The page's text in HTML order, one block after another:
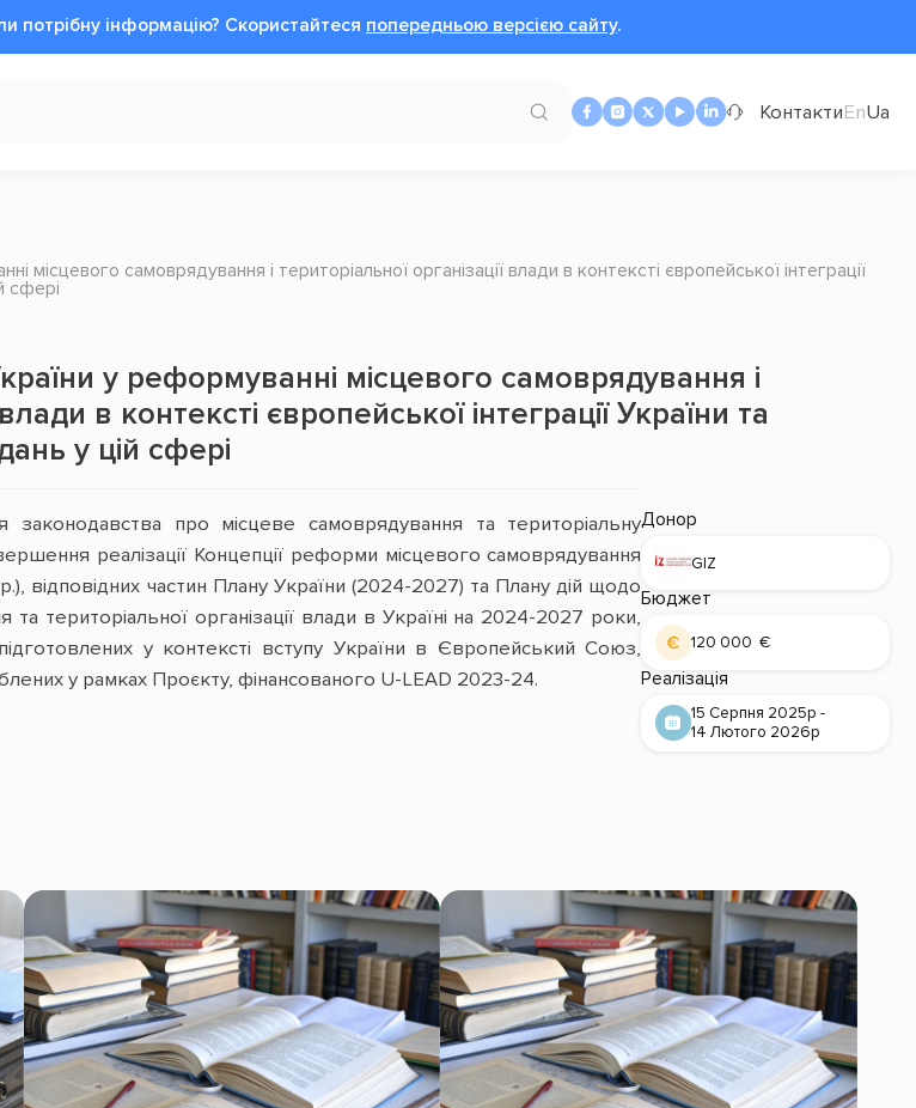
потрібну інформацію? Cкористайтеся попередньою версією сайту.
КонтактиEnUa
місцевого самоврядування і територіальної організації влади в контексті європейської інтеграції
сфері
у реформуванні місцевого самоврядування і
в контексті європейської інтеграції України та
у цій сфері
про місцеве самоврядування та територіальну
реалізації Концепції реформи місцевого самоврядування
р.), відповідних частин Плану України (2024-2027) та Плану дій щодо
територіальної організації влади в Україні на 2024-2027 роки,
у контексті вступу України в Європейський Союз,
у рамках Проєкту, фінансованого U-LEAD 2023-24.
Донор
GIZ
Бюджет
120 000 €
Реалізація
15 Серпня 2025р -
14 Лютого 2026р